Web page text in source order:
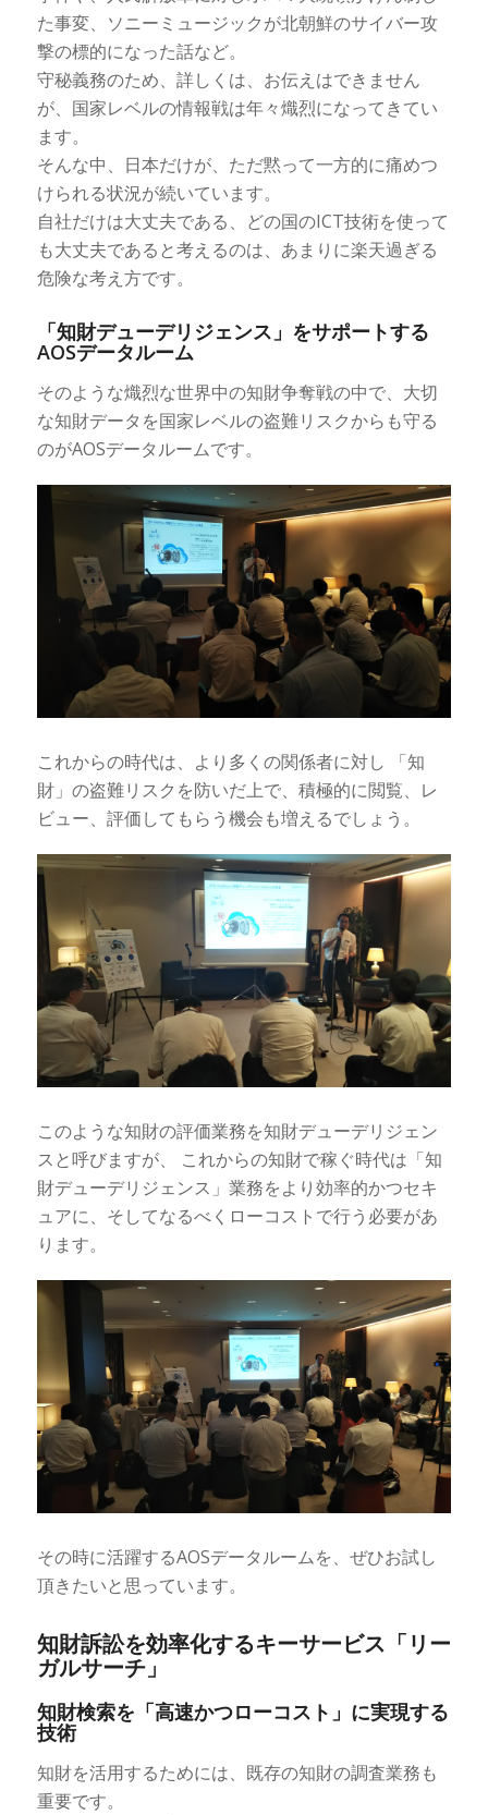
た事変、ソニーミュージックが北朝鮮のサイバー攻
撃の標的になった話など。
守秘義務のため、詳しくは、お伝えはできません
が、国家レベルの情報戦は年々熾烈になってきてい
ます。
そんな中、日本だけが、ただ黙って一方的に痛めつ
けられる状況が続いています。
自社だけは大丈夫である、どの国のICT技術を使って
も大丈夫であると考えるのは、あまりに楽天過ぎる
危険な考え方です。
「知財デューデリジェンス」をサポートする
AOSデータルーム
そのような熾烈な世界中の知財争奪戦の中で、大切
な知財データを国家レベルの盗難リスクからも守る
のがAOSデータルームです。
これからの時代は、より多くの関係者に対し 「知
財」の盗難リスクを防いだ上で、積極的に閲覧、レ
ビュー、評価してもらう機会も増えるでしょう。
このような知財の評価業務を知財デューデリジェン
スと呼びますが、 これからの知財で稼ぐ時代は「知
財デューデリジェンス」業務をより効率的かつセキ
ュアに、そしてなるべくローコストで行う必要があ
ります。
その時に活躍するAOSデータルームを、ぜひお試し
頂きたいと思っています。
知財訴訟を効率化するキーサービス「リー
ガルサーチ」
知財検索を「高速かつローコスト」に実現する
技術
知財を活用するためには、既存の知財の調査業務も
重要です。